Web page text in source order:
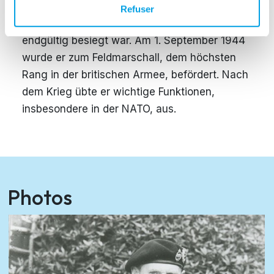
Refuser
und führte seine Truppen nach
Norddeutschland, bis das Deutsche Reich
endgültig besiegt war. Am 1. September 1944
wurde er zum Feldmarschall, dem höchsten
Rang in der britischen Armee, befördert. Nach
dem Krieg übte er wichtige Funktionen,
insbesondere in der NATO, aus.
Photos